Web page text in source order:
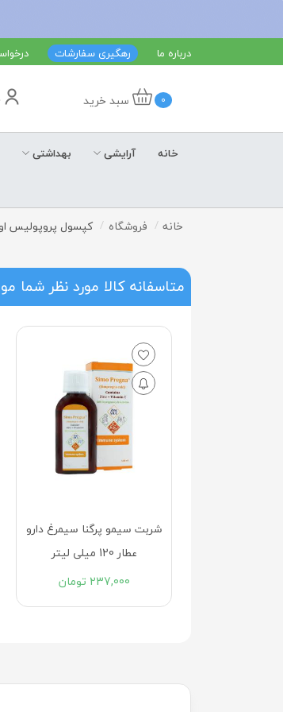
درباره ما رهگیری سفارشات
0 سبد خرید
خانه آرایشی بهداشتی
خانه فروشگاه کپسول پروپولیس او پی
متاسفانه کالا مورد نظر
شربت سیمو پرگنا سیمرغ دارو
عطار 120 میلی لیتر
237,000 تومان